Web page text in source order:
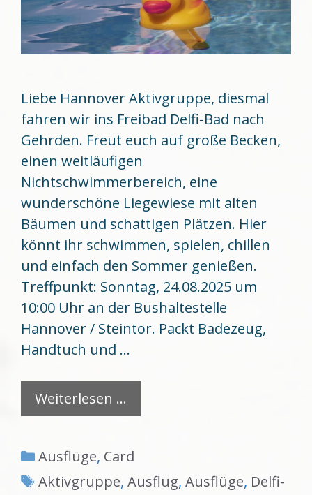
Liebe Hannover Aktivgruppe, diesmal
fahren wir ins Freibad Delfi-Bad nach
Gehrden. Freut euch auf große Becken,
einen weitläufigen
Nichtschwimmerbereich, eine
wunderschöne Liegewiese mit alten
Bäumen und schattigen Plätzen. Hier
könnt ihr schwimmen, spielen, chillen
und einfach den Sommer genießen.
Treffpunkt: Sonntag, 24.08.2025 um
10:00 Uhr an der Bushaltestelle
Hannover / Steintor. Packt Badezeug,
Handtuch und …
Weiterlesen …
Kategorien
Ausflüge, Card
Schlagwörter
Aktivgruppe, Ausflug, Ausflüge, Delfi-